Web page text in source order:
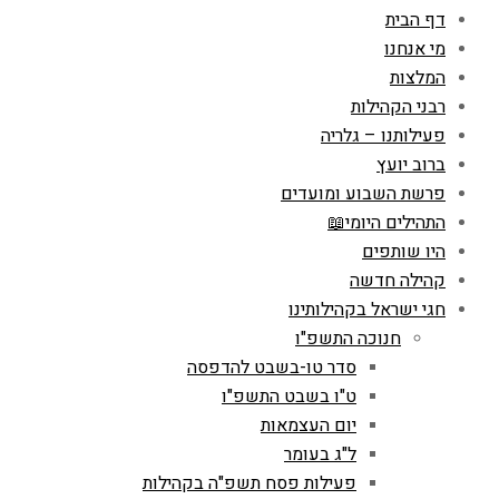
דף הבית
מי אנחנו
המלצות
רבני הקהילות
פעילותנו – גלריה
ברוב יועץ
פרשת השבוע ומועדים
התהילים היומי📖
היו שותפים
קהילה חדשה
חגי ישראל בקהילותינו
חנוכה התשפ"ו
סדר טו-בשבט להדפסה
ט"ו בשבט התשפ"ו
יום העצמאות
ל"ג בעומר
פעילות פסח תשפ"ה בקהילות